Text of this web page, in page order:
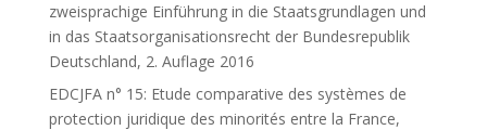
zweisprachige Einführung in die Staatsgrundlagen und
in das Staatsorganisationsrecht der Bundesrepublik
Deutschland, 2. Auflage 2016
EDCJFA n° 15: Etude comparative des systèmes de
protection juridique des minorités entre la France,